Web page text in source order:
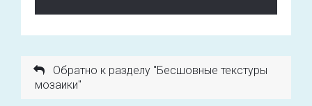
Обратно к разделу "Бесшовные текстуры
мозаики"